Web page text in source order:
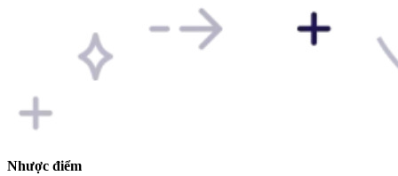
Nhược điểm